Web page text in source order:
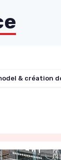
& création